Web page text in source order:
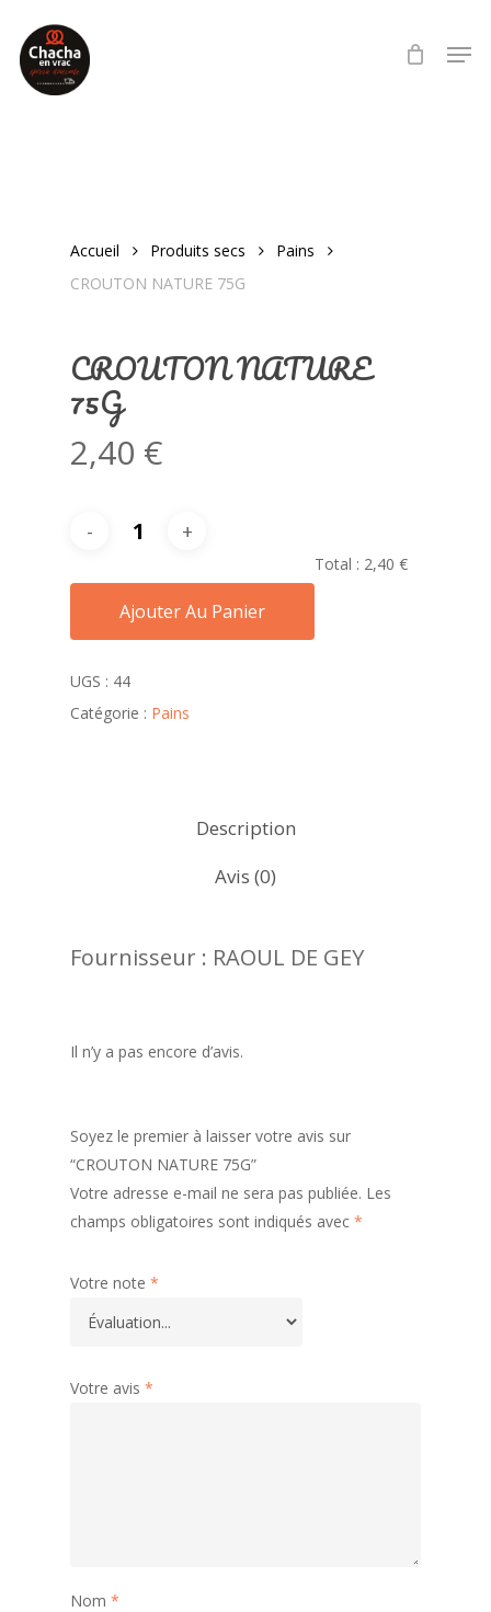
main
content
Accueil Produits secs
Pains
CROUTON NATURE 75G
CROUTON NATURE
75G
2,40 €
Ajouter Au Panier
Total : 2,40 €
UGS : 44
Catégorie : Pains
Description
Avis (0)
Fournisseur : RAOUL DE GEY
Il n’y a pas encore d’avis.
Soyez le premier à laisser votre avis sur
“CROUTON NATURE 75G”
Votre adresse e-mail ne sera pas publiée. Les
champs obligatoires sont indiqués avec *
Votre note *
Votre avis *
Nom *